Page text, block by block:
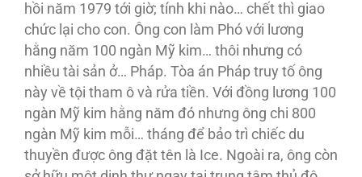
hồi năm 1979 tới giờ; tính khi nào… chết thì giao
chức lại cho con. Ông con làm Phó với lương
hằng năm 100 ngàn Mỹ kim… thôi nhưng có
nhiều tài sản ở… Pháp. Tòa án Pháp truy tố ông
này về tội tham ô và rửa tiền. Với đồng lương 100
ngàn Mỹ kim hằng năm đó nhưng ông chi 800
ngàn Mỹ kim mỗi… tháng để bảo trì chiếc du
thuyền được ông đặt tên là Ice. Ngoài ra, ông còn